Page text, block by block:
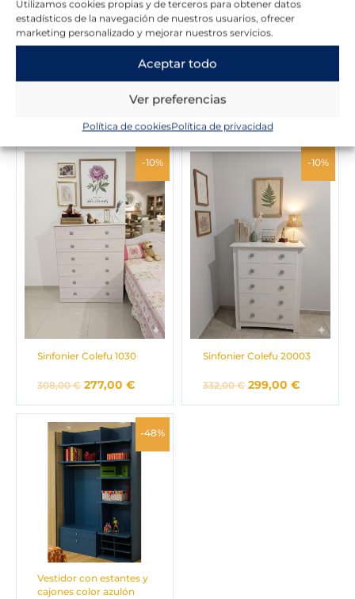
Utilizamos cookies propias y de terceros para obtener datos
estadísticos de la navegación de nuestros usuarios, ofrecer
marketing personalizado y mejorar nuestros servicios.
Aceptar todo
Ver preferencias
Política de cookiesPolítica de privacidad
Mesita de noche Colefu
20002
Sinfonier con 5 cajones
-10%
Sinfonier Colefu 1030
308,00€
El
precio
original
era:
308,00 €.
277,00€
El
precio
es:
277,00 €.
-10%
Sinfonier Colefu 20003
332,00€
El
original
era:
332,00 €.
299,00€
El
precio
-48%
Vestidor con estantes y
cajones color azulón
El
precio
original
era:
760,65 €.
El
precio